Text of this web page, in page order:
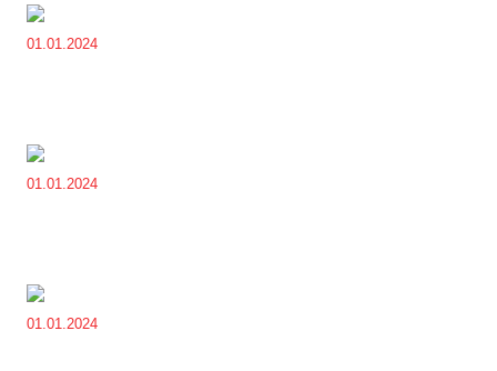
01.01.2024
01.01.2024
01.01.2024